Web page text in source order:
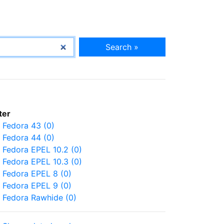
Search »
Fedora 43 (0)
Fedora 44 (0)
Fedora EPEL 10.2 (0)
Fedora EPEL 10.3 (0)
Fedora EPEL 8 (0)
Fedora EPEL 9 (0)
Fedora Rawhide (0)